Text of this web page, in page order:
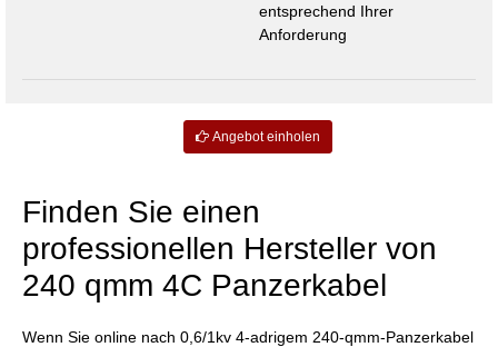
entsprechend Ihrer
Anforderung
Angebot einholen
Finden Sie einen
professionellen Hersteller von
240 qmm 4C Panzerkabel
Wenn Sie online nach 0,6/1kv 4-adrigem 240-qmm-Panzerkabel